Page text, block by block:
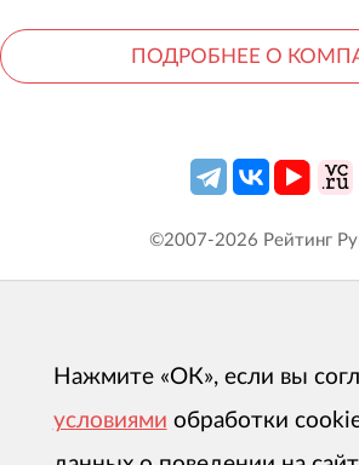
ПОДРОБНЕЕ О
©2007-2026 Рейтинг
Нажмите «ОК», если вы
условиями обработки